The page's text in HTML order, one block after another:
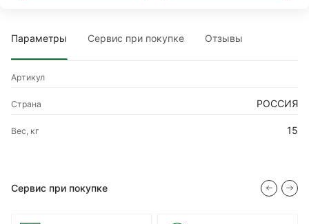
Параметры Сервис при покупке Отзывы
Артикул
Страна РОССИЯ
Вес, кг 15
Сервис при покупке